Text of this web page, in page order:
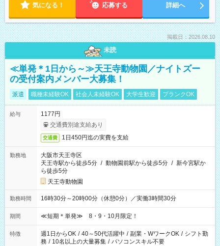
気になる！ 応募する 詳細へ
掲載日：2026.08.10
未読
≪単発＊1日から～≫天王寺動物園／ナイトズー
の受付案内メンバー大募集！
派遣 職種未経験OK 社会人未経験OK 大学生歓迎 ブランクOK
給与
1177円
交通費別途支給あり
交通費 1日450円迄の実費を支給
勤務地
大阪市天王寺区
天王寺駅から徒歩5分 / 動物園前駅から徒歩5分 / 新今宮駅か
ら徒歩5分
天王寺動物園
勤務時間 16時30分～20時00分（休憩0分）／実働3時間30分
期間 ≪短期＊単発≫ 8・9・10月限定！
特徴 週1日からOK / 40～50代活躍中 / 副業・WワークOK / シフト勤
務 / 10名以上の大量募集 / パソコンスキル不要